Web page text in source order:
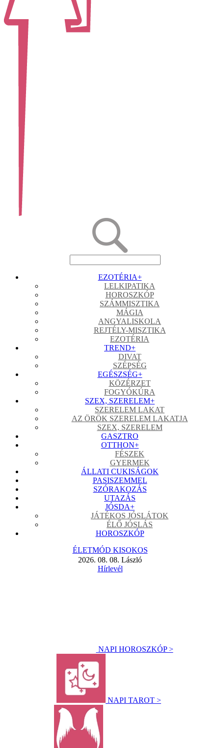
EZOTÉRIA+
LELKIPATIKA
HOROSZKÓP
SZÁMMISZTIKA
MÁGIA
ANGYALISKOLA
REJTÉLY-MISZTIKA
EZOTÉRIA
TREND+
DIVAT
SZÉPSÉG
EGÉSZSÉG+
KÖZÉRZET
FOGYÓKÚRA
SZEX, SZERELEM+
SZERELEM LAKAT
AZ ÖRÖK SZERELEM LAKATJA
SZEX, SZERELEM
GASZTRO
OTTHON+
FÉSZEK
GYERMEK
ÁLLATI CUKISÁGOK
PASISZEMMEL
SZÓRAKOZÁS
UTAZÁS
JÓSDA+
JÁTÉKOS JÓSLÁTOK
ÉLŐ JÓSLÁS
HOROSZKÓP
ÉLETMÓD KISOKOS
2026. 08. 08. László
Hírlevél
NAPI HOROSZKÓP >
NAPI TAROT >